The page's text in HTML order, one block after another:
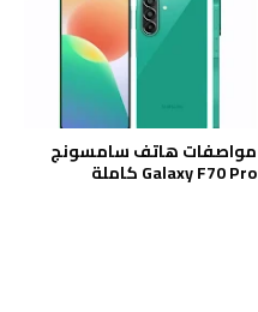
مواصفات هاتف سامسونج
Galaxy F70 Pro كاملة